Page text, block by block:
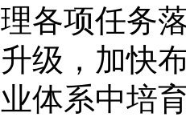
理各项任务
升级，加快
业体系中培